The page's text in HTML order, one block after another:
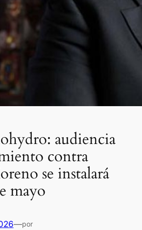
audiencia
contra
se instalará
mayo
—por